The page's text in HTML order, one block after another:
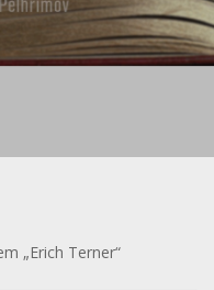
„Erich Terner“